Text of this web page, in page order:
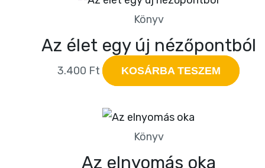
Könyv
Az élet egy új nézőpontból
3.400 Ft KOSÁRBA TESZEM
Könyv
Az elnyomás oka